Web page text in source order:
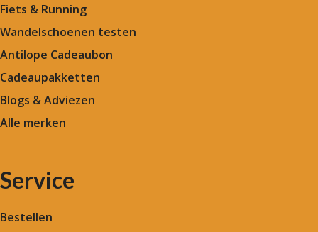
Fiets & Running
Wandelschoenen testen
Antilope Cadeaubon
Cadeaupakketten
Blogs & Adviezen
Alle merken
Service
Bestellen